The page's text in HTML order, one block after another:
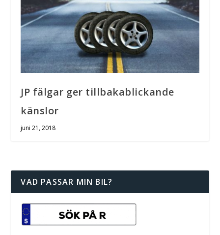
JP fälgar ger tillbakablickande
känslor
juni 21, 2018
VAD PASSAR MIN BIL?